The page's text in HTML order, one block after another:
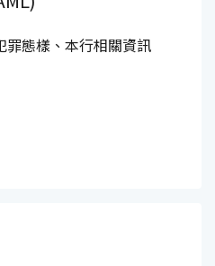
罪態樣、本行相關資訊